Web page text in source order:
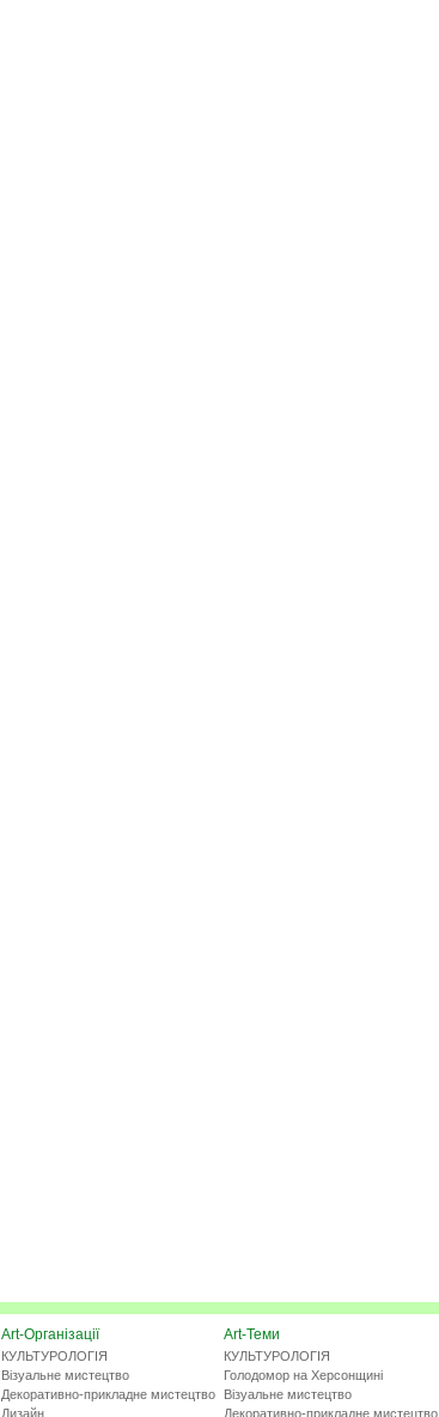
Art-Організації
КУЛЬТУРОЛОГІЯ
Візуальне мистецтво
Декоративно-прикладне мистецтво
Дизайн
Art-Теми
КУЛЬТУРОЛОГІЯ
Голодомор на Херсонщині
Візуальне мистецтво
Декоративно-прикладне мистецтво